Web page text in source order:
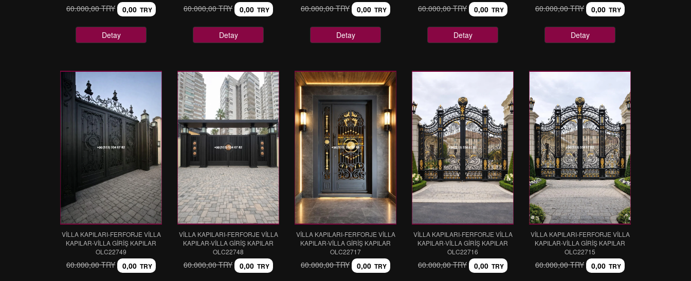
60.000,00 TRY 0,00 TRY
Detay
60.000,00 TRY 0,00 TRY
Detay
60.000,00 TRY 0,00 TRY
Detay
60.000,00 TRY 0,00 TRY
Detay
60.000,00 TRY 0,00 TRY
Detay
VİLLA KAPILARI-FERFORJE VİLLA
KAPILAR-VİLLA GİRİŞ KAPILAR
OLC22749
60.000,00 TRY 0,00 TRY
VİLLA KAPILARI-FERFORJE VİLLA
KAPILAR-VİLLA GİRİŞ KAPILAR
OLC22748
60.000,00 TRY 0,00 TRY
VİLLA KAPILARI-FERFORJE VİLLA
KAPILAR-VİLLA GİRİŞ KAPILAR
OLC22717
60.000,00 TRY 0,00 TRY
VİLLA KAPILARI-FERFORJE VİLLA
KAPILAR-VİLLA GİRİŞ KAPILAR
OLC22716
60.000,00 TRY 0,00 TRY
VİLLA KAPILARI-FERFORJE VİLLA
KAPILAR-VİLLA GİRİŞ KAPILAR
OLC22715
60.000,00 TRY 0,00 TRY